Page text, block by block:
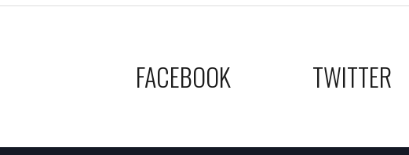
FACEBOOK TWITTER